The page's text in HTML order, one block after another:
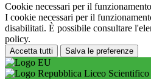
Cookie necessari per il funzionamento
I cookie necessari per il
disabilitati. È possibile consultare
policy.
Accetta tutti Salva le preferenze
Liceo